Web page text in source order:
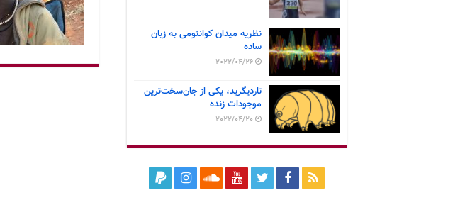
نظریه میدان کوانتومی به زبان
ساده
2022/04/26
تاردیگرید، یکی از جان‌سخت‌ترین
موجودات زنده
2022/04/20